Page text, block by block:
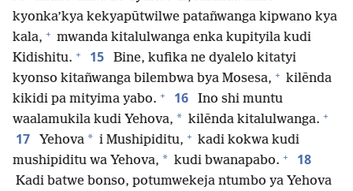
kyonka’kya kekyapūtwilwe patañwanga kipwano kya
kala, + mwanda kitalulwanga enka kupityila kudi
Kidishitu. + 15
Bine, kufika ne dyalelo kitatyi
kyonso kitañwanga bilembwa bya Mosesa, + kilēnda
kikidi pa mityima yabo. + 16
Ino shi muntu
waalamukila kudi Yehova, * kilēnda kitalulwanga. +
17 Yehova * i Mushipiditu, + kadi kokwa kudi
mushipiditu wa Yehova, * kudi bwanapabo. + 18
Kadi batwe bonso, potumwekeja ntumbo ya Yehova